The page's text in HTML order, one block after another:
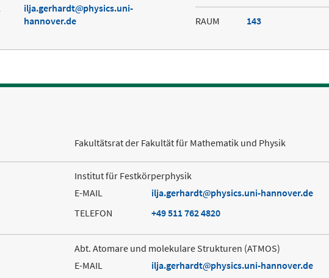
ilja.gerhardt
physics.uni-
hannover.de
RAUM 143
Fakultätsrat der Fakultät für Mathematik und Physik
Institut für Festkörperphysik
E-MAIL
ilja.gerhardt
physics.uni-hannover.de
TELEFON
+49 511 762 4820
Abt. Atomare und molekulare Strukturen (ATMOS)
E-MAIL
ilja.gerhardt
physics.uni-hannover.de